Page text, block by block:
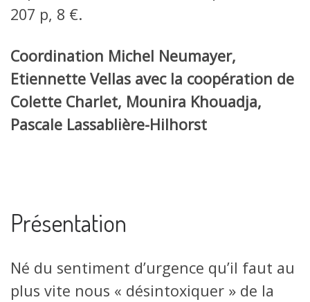
207 p, 8 €.
Coordination Michel Neumayer,
Etiennette Vellas avec la coopération de
Colette Charlet, Mounira Khouadja,
Pascale Lassablière-Hilhorst
Présentation
Né du sentiment d’urgence qu’il faut au
plus vite nous « désintoxiquer » de la